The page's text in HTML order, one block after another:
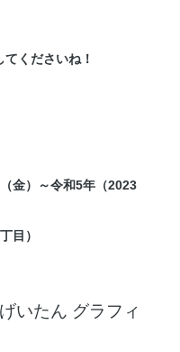
くださいね！
金）～令和5年（2023
目）
いたん グラフィ